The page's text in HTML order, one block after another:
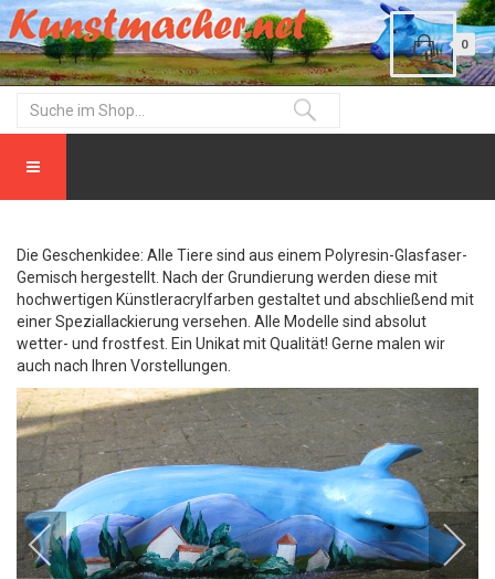
0
Die Geschenkidee: Alle Tiere sind aus einem Polyresin-Glasfaser-
Gemisch hergestellt. Nach der Grundierung werden diese mit
hochwertigen Künstleracrylfarben gestaltet und abschließend mit
einer Speziallackierung versehen. Alle Modelle sind absolut
wetter- und frostfest. Ein Unikat mit Qualität! Gerne malen wir
auch nach Ihren Vorstellungen.